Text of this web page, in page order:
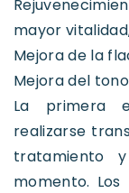
mayor
Mejora de la
Mejora del
La primera
realizarse
tratamiento
momento.